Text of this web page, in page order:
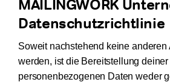
Wissen
MAILINGWORK
Datenschutzrichtlinie
Soweit nachstehend keine anderen
werden, ist die Bereitstellung deiner
personenbezogenen Daten weder